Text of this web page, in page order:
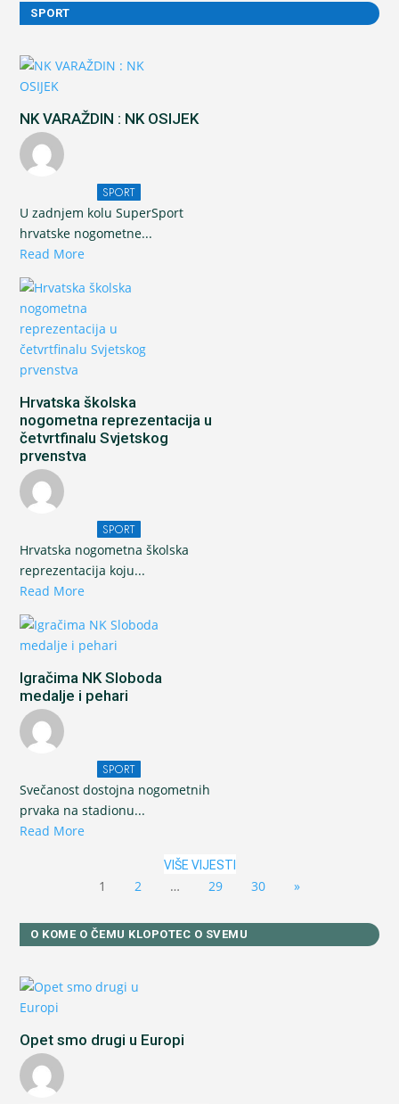
SPORT
NK VARAŽDIN : NK OSIJEK
SPORT
U zadnjem kolu SuperSport
hrvatske nogometne...
Read More
Hrvatska školska
nogometna reprezentacija u
četvrtfinalu Svjetskog
prvenstva
SPORT
Hrvatska nogometna školska
reprezentacija koju...
Read More
Igračima NK Sloboda
medalje i pehari
SPORT
Svečanost dostojna nogometnih
prvaka na stadionu...
Read More
VIŠE VIJESTI
1 2 … 29 30 »
O KOME O ČEMU KLOPOTEC O SVEMU
Opet smo drugi u Europi